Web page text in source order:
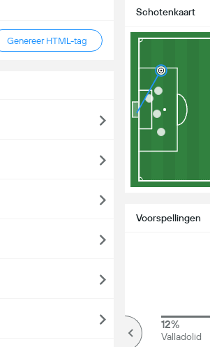
Genereer HTML-tag
Schotenkaart
Voorspellingen
12%
Valladolid